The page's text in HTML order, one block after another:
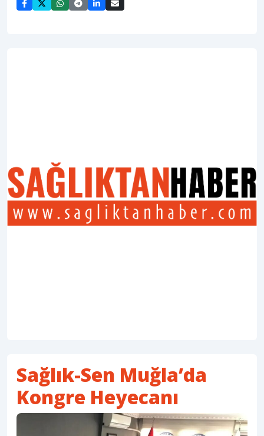
Sağlık-Sen Muğla’da
Kongre Heyecanı